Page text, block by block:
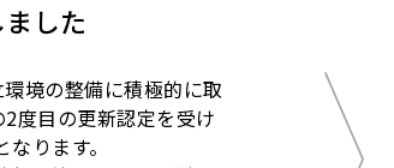
した
境の整備に積極的に取
度目の更新認定を受け
ります。